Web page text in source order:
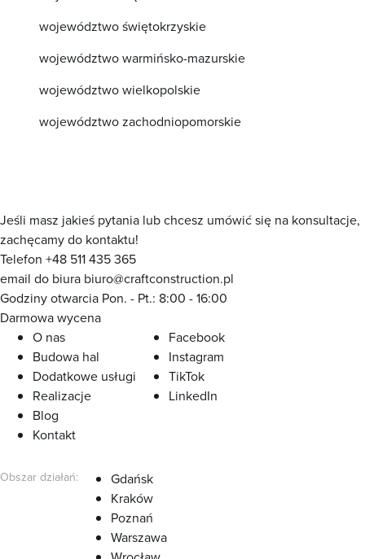
województwo świętokrzyskie
województwo warmińsko-mazurskie
województwo wielkopolskie
województwo zachodniopomorskie
Jeśli masz jakieś pytania lub chcesz umówić się na konsultacje,
zachęcamy do kontaktu!
Telefon +48 511 435 365
email do biura biuro@craftconstruction.pl
Godziny otwarcia Pon. - Pt.: 8:00 - 16:00
Darmowa wycena
O nas
Budowa hal
Dodatkowe usługi
Realizacje
Blog
Kontakt
Facebook
Instagram
TikTok
LinkedIn
Obszar działań:
Gdańsk
Kraków
Poznań
Warszawa